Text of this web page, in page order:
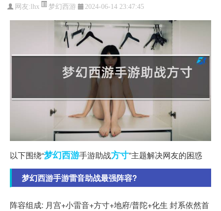
网友: lhx 梦幻西游 2024-06-14 23:47:45
以下围绕“梦幻西游手游助战方寸”主题解决网友的困惑
梦幻西游手游雷音助战最强阵容?
阵容组成: 月宫+小雷音+方寸+地府/普陀+化生 封系依然首